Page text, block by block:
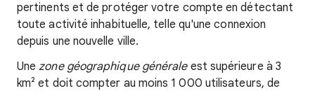
pertinents et de protéger votre compte en détectant
toute activité inhabituelle, telle qu'une connexion
depuis une nouvelle ville.
Unezone géographique généraleest supérieure à 3
km² et doit compter au moins 1 000 utilisateurs, de